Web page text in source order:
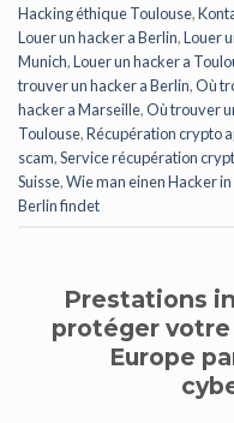
Hacking éthique Toulouse,
Louer un hacker a Berlin,Louer
Munich,Louer un hacker a
trouver un hacker a Berlin,Où
hacker a Marseille,Où trouver
Toulouse,Récupération crypto
scam,Service récupération
Suisse,Wie man einen Hacker
Berlin findet
Prestations
protéger votre
Europe